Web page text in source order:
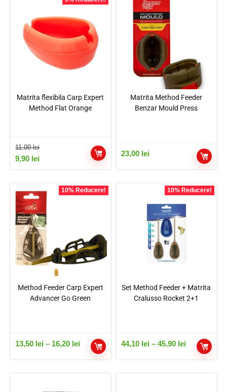
Matrita flexibila Carp Expert
Method Flat Orange
11,00lei
9,90 lei
Matrita Method Feeder
Benzar Mould Press
23,00 lei
10% Reducere!
Method Feeder Carp Expert
Advancer Go Green
13,50 lei – 16,20 lei
10% Reducere!
Set Method Feeder + Matrita
Cralusso Rocket 2+1
44,10 lei – 45,90 lei